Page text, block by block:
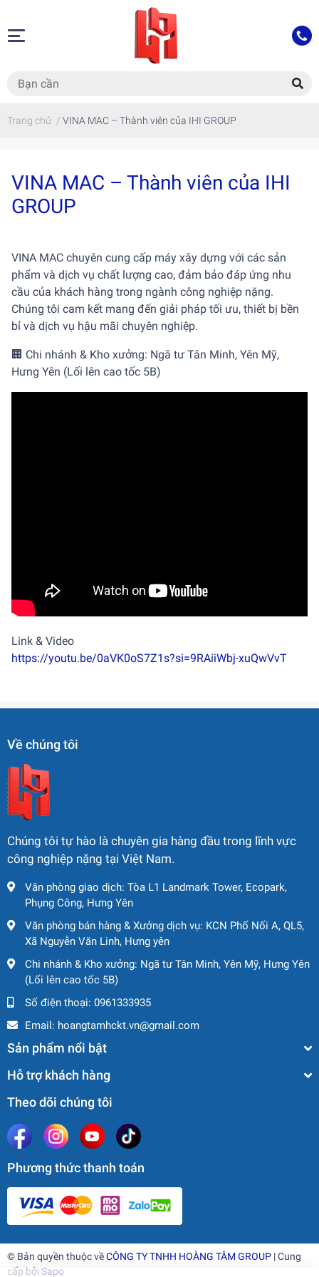
Trang chủ / VINA MAC – Thành viên của IHI GROUP
VINA MAC – Thành viên của IHI
GROUP
VINA MAC chuyên cung cấp máy xây dựng với các sản
phẩm và dịch vụ chất lượng cao, đảm bảo đáp ứng nhu
cầu của khách hàng trong ngành công nghiệp nặng.
Chúng tôi cam kết mang đến giải pháp tối ưu, thiết bị bền
bỉ và dịch vụ hậu mãi chuyên nghiệp.
🏢 Chi nhánh & Kho xưởng: Ngã tư Tân Minh, Yên Mỹ,
Hưng Yên (Lối lên cao tốc 5B)
Link & Video
https://youtu.be/0aVK0oS7Z1s?si=9RAiiWbj-xuQwVvT
Về chúng tôi
Chúng tôi tự hào là chuyên gia hàng đầu trong lĩnh vực
công nghiệp nặng tại Việt Nam.
Văn phòng giao dịch: Tòa L1 Landmark Tower, Ecopark,
Phụng Công, Hưng Yên
Văn phòng bán hàng & Xưởng dịch vụ: KCN Phố Nối A, QL5,
Xã Nguyễn Văn Linh, Hưng yên
Chi nhánh & Kho xưởng: Ngã tư Tân Minh, Yên Mỹ, Hưng Yên
(Lối lên cao tốc 5B)
Số điện thoại: 0961333935
Email: hoangtamhckt.vn@gmail.com
Sản phẩm nổi bật
Hỗ trợ khách hàng
Theo dõi chúng tôi
Phương thức thanh toán
© Bản quyền thuộc vềCÔNG TY TNHH HOÀNG TÂM GROUP | Cung
cấp bởi Sapo